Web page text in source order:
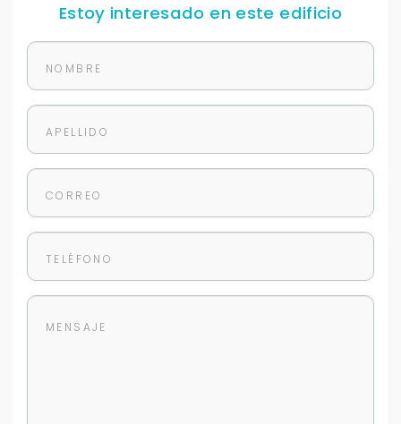
Estoy interesado en este edificio